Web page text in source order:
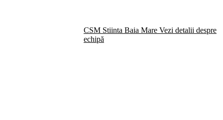
CSM Stiinta Baia Mare Vezi detalii despre
echipă